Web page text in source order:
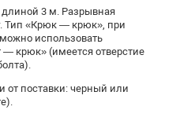
3 м. Разрывная
Тип «Крюк — крюк», при
использовать
— крюк» (имеется отверстие
от поставки: черный или